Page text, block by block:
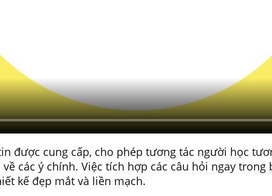
được cung cấp, cho phép tương tác người học
các ý chính. Việc tích hợp các câu hỏi ngay
kế đẹp mắt và liền mạch.